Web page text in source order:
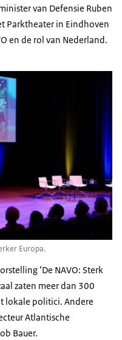
van Defensie Ruben
Parktheater in Eindhoven
en de rol van Nederland.
staat achter het
Europa.
‘De NAVO: Sterk
zaten meer dan 300
lokale politici. Andere
Atlantische
Bauer.